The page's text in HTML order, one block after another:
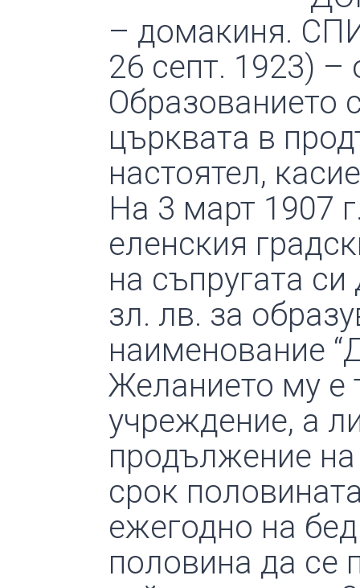
– домакиня.
26 септ. 1923)
Образованието
църквата в
настоятел,
На 3 март 1907
еленския
на съпругата
зл. лв. за
наименование
Желанието му е
учреждение, а
продължение на
срок
ежегодно на
половина да се